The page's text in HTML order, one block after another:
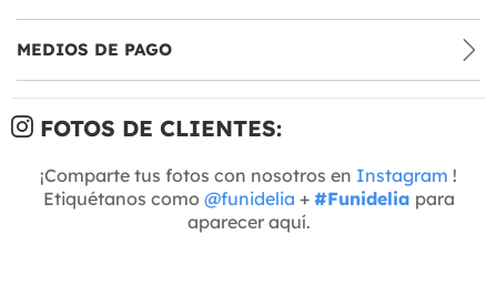
MEDIOS DE PAGO
FOTOS DE CLIENTES:
¡Comparte tus fotos con nosotros en Instagram !
Etiquétanos como @funidelia + #Funidelia para
aparecer aquí.